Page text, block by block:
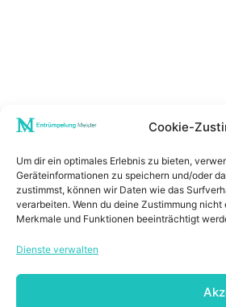
Cookie-
Um dir ein optimales Erlebnis zu bieten,
Geräteinformationen zu speichern und/oder
zustimmst, können wir Daten wie das
verarbeiten. Wenn du deine Zustimmung
Merkmale und Funktionen beeinträchtigt
Dienste verwalten